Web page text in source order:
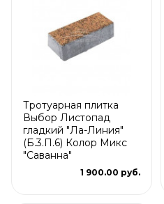
Тротуарная плитка
Выбор Листопад
гладкий "Ла-Линия"
(Б.3.П.6) Колор Микс
"Саванна"
1 900.00 руб.